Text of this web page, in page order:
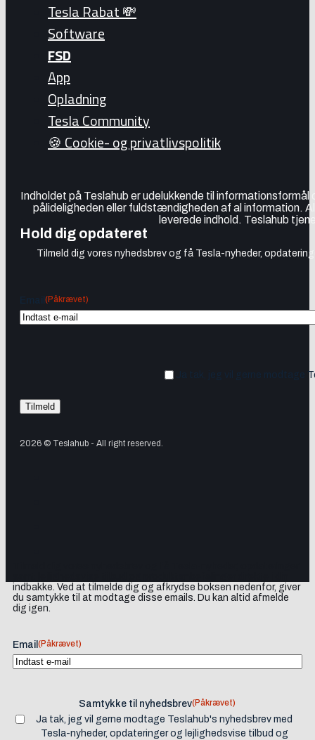
Tesla Rabat 💸
Software
FSD
App
Opladning
Tesla Community
🍪 Cookie- og privatlivspolitik
Indholdet på Teslahub er udelukkende til
pålideligheden eller fuldstændigheden af al information.
leverede indhold. Teslahub
Hold dig opdateret
Tilmeld dig vores nyhedsbrev og få Tesla-nyheder,
(Påkrævet)
Ja tak, jeg vil gerne modtage
2026 © Teslahub - All right reserved.
indbakke. Ved at tilmelde dig og afkrydse boksen nedenfor, giver
du samtykke til at modtage disse emails. Du kan altid afmelde
dig igen.
Email (Påkrævet)
Samtykke til nyhedsbrev(Påkrævet)
Ja tak, jeg vil gerne modtage Teslahub's nyhedsbrev med
Tesla-nyheder, opdateringer og lejlighedsvise tilbud og